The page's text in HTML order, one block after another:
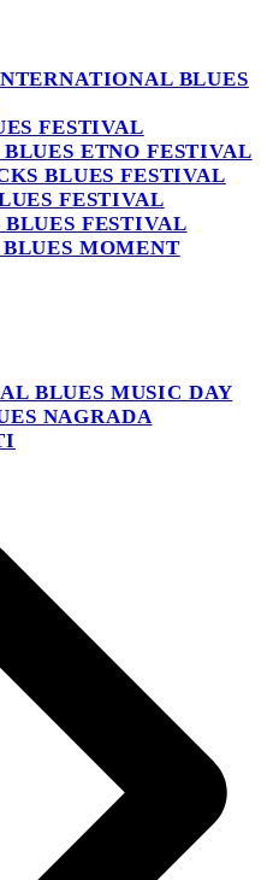
BLUES
FESTIVAL
ETNO FESTIVAL
BLUES FESTIVAL
FESTIVAL
FESTIVAL
MOMENT
BLUES MUSIC DAY
NAGRADA